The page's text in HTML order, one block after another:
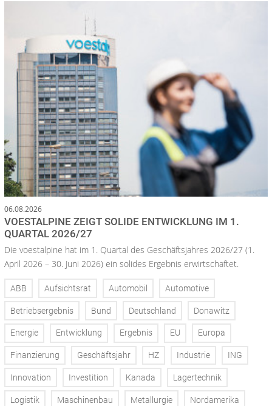
06.08.2026
VOESTALPINE ZEIGT SOLIDE ENTWICKLUNG IM 1.
QUARTAL 2026/27
Die voestalpine hat im 1. Quartal des Geschäftsjahres 2026/27 (1.
April 2026 – 30. Juni 2026) ein solides Ergebnis erwirtschaftet.
ABB Aufsichtsrat Automobil Automotive
Betriebsergebnis Bund Deutschland Donawitz
Energie Entwicklung Ergebnis EU Europa
Finanzierung Geschäftsjahr HZ Industrie ING
Innovation Investition Kanada Lagertechnik
Logistik Maschinenbau Metallurgie Nordamerika